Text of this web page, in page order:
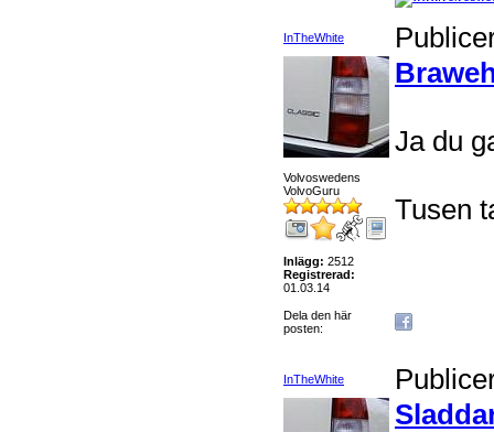
InTheWhite
Volvoswedens
VolvoGuru
Inlägg: 2512
Registrerad:
01.03.14
Ja du
Tusen
Dela den här
posten:
InTheWhite